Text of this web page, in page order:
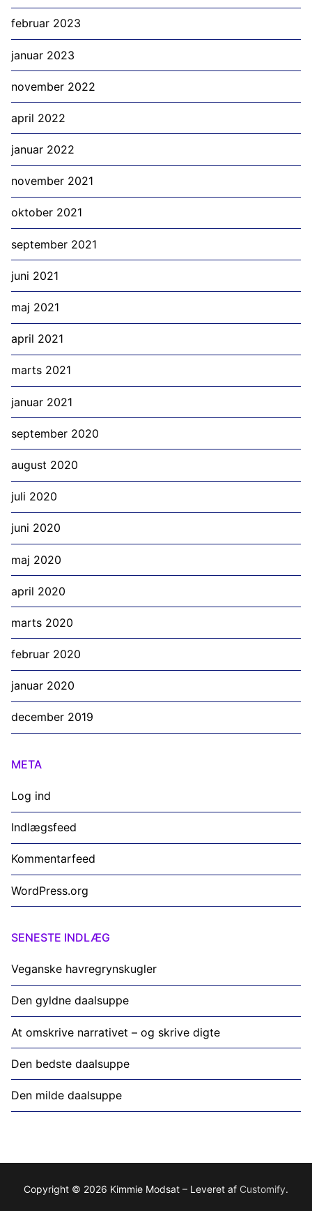
februar 2023
januar 2023
november 2022
april 2022
januar 2022
november 2021
oktober 2021
september 2021
juni 2021
maj 2021
april 2021
marts 2021
januar 2021
september 2020
august 2020
juli 2020
juni 2020
maj 2020
april 2020
marts 2020
februar 2020
januar 2020
december 2019
META
Log ind
Indlægsfeed
Kommentarfeed
WordPress.org
SENESTE INDLÆG
Veganske havregrynskugler
Den gyldne daalsuppe
At omskrive narrativet – og skrive digte
Den bedste daalsuppe
Den milde daalsuppe
Copyright © 2026 Kimmie Modsat – Leveret af Customify.